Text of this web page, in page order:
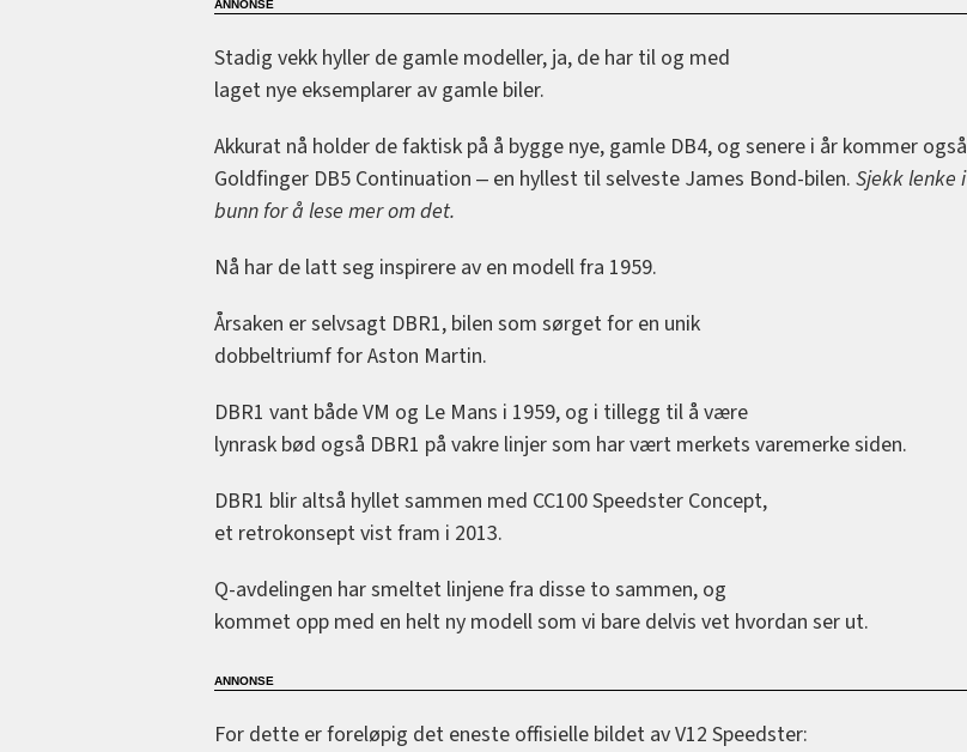
Stadig vekk hyller de gamle modeller, ja, de har til og med
laget nye eksemplarer av gamle biler.
Akkurat nå holder de faktisk på å bygge nye, gamle DB4, og senere i år kommer også
Goldfinger DB5 Continuation ‒ en hyllest til selveste James Bond-bilen. Sjekk lenke i
bunn for å lese mer om det.
Nå har de latt seg inspirere av en modell fra 1959.
Årsaken er selvsagt DBR1, bilen som sørget for en unik
dobbeltriumf for Aston Martin.
DBR1 vant både VM og Le Mans i 1959, og i tillegg til å være
lynrask bød også DBR1 på vakre linjer som har vært merkets varemerke siden.
DBR1 blir altså hyllet sammen med CC100 Speedster Concept,
et retrokonsept vist fram i 2013.
Q-avdelingen har smeltet linjene fra disse to sammen, og
kommet opp med en helt ny modell som vi bare delvis vet hvordan ser ut.
For dette er foreløpig det eneste offisielle bildet av V12 Speedster: